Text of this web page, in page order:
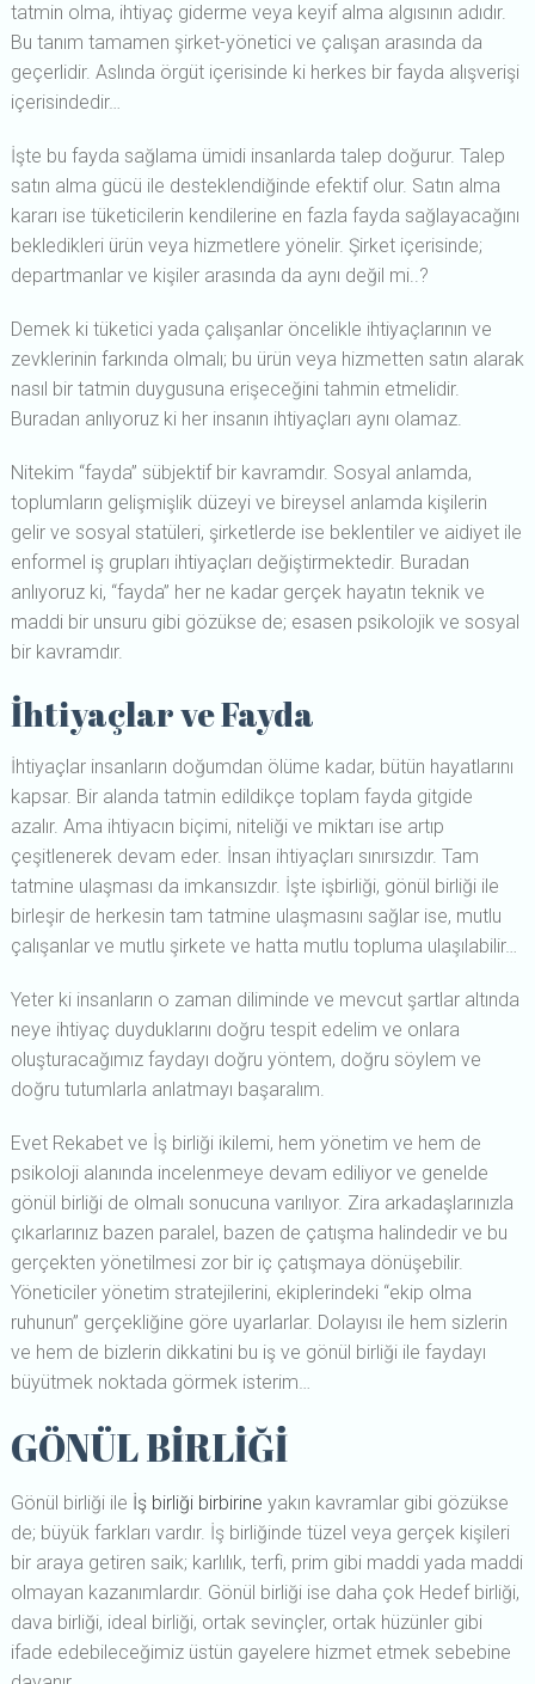
tatmin olma, ihtiyaç giderme veya keyif alma algısının adıdır.
Bu tanım tamamen şirket-yönetici ve çalışan arasında da
geçerlidir. Aslında örgüt içerisinde ki herkes bir fayda alışverişi
içerisindedir…
İşte bu fayda sağlama ümidi insanlarda talep doğurur. Talep
satın alma gücü ile desteklendiğinde efektif olur. Satın alma
kararı ise tüketicilerin kendilerine en fazla fayda sağlayacağını
bekledikleri ürün veya hizmetlere yönelir. Şirket içerisinde;
departmanlar ve kişiler arasında da aynı değil mi..?
Demek ki tüketici yada çalışanlar öncelikle ihtiyaçlarının ve
zevklerinin farkında olmalı; bu ürün veya hizmetten satın alarak
nasıl bir tatmin duygusuna erişeceğini tahmin etmelidir.
Buradan anlıyoruz ki her insanın ihtiyaçları aynı olamaz.
Nitekim “fayda” sübjektif bir kavramdır. Sosyal anlamda,
toplumların gelişmişlik düzeyi ve bireysel anlamda kişilerin
gelir ve sosyal statüleri, şirketlerde ise beklentiler ve aidiyet ile
enformel iş grupları ihtiyaçları değiştirmektedir. Buradan
anlıyoruz ki, “fayda” her ne kadar gerçek hayatın teknik ve
maddi bir unsuru gibi gözükse de; esasen psikolojik ve sosyal
bir kavramdır.
İhtiyaçlar ve Fayda
İhtiyaçlar insanların doğumdan ölüme kadar, bütün hayatlarını
kapsar. Bir alanda tatmin edildikçe toplam fayda gitgide
azalır. Ama ihtiyacın biçimi, niteliği ve miktarı ise artıp
çeşitlenerek devam eder. İnsan ihtiyaçları sınırsızdır. Tam
tatmine ulaşması da imkansızdır. İşte işbirliği, gönül birliği ile
birleşir de herkesin tam tatmine ulaşmasını sağlar ise, mutlu
çalışanlar ve mutlu şirkete ve hatta mutlu topluma ulaşılabilir…
Yeter ki insanların o zaman diliminde ve mevcut şartlar altında
neye ihtiyaç duyduklarını doğru tespit edelim ve onlara
oluşturacağımız faydayı doğru yöntem, doğru söylem ve
doğru tutumlarla anlatmayı başaralım.
Evet Rekabet ve İş birliği ikilemi, hem yönetim ve hem de
psikoloji alanında incelenmeye devam ediliyor ve genelde
gönül birliği de olmalı sonucuna varılıyor. Zira arkadaşlarınızla
çıkarlarınız bazen paralel, bazen de çatışma halindedir ve bu
gerçekten yönetilmesi zor bir iç çatışmaya dönüşebilir.
Yöneticiler yönetim stratejilerini, ekiplerindeki “ekip olma
ruhunun” gerçekliğine göre uyarlarlar. Dolayısı ile hem sizlerin
ve hem de bizlerin dikkatini bu iş ve gönül birliği ile faydayı
büyütmek noktada görmek isterim…
GÖNÜL BİRLİĞİ
Gönül birliği ile İş birliği birbirine yakın kavramlar gibi gözükse
de; büyük farkları vardır. İş birliğinde tüzel veya gerçek kişileri
bir araya getiren saik; karlılık, terfi, prim gibi maddi yada maddi
olmayan kazanımlardır. Gönül birliği ise daha çok Hedef birliği,
dava birliği, ideal birliği, ortak sevinçler, ortak hüzünler gibi
ifade edebileceğimiz üstün gayelere hizmet etmek sebebine